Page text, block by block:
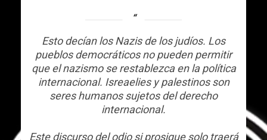
Esto decían los Nazis de los judíos. Los
pueblos democráticos no pueden permitir
que el nazismo se restablezca en la política
internacional. Isreaelies y palestinos son
seres humanos sujetos del derecho
internacional.
Este discurso del odio si prosigue solo traerá